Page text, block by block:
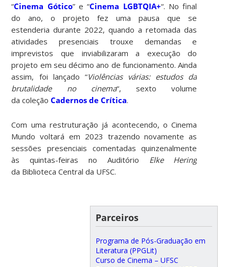
“Cinema Gótico” e “Cinema LGBTQIA+“. No final
do ano, o projeto fez uma pausa que se
estenderia durante 2022, quando a retomada das
atividades presenciais trouxe demandas e
imprevistos que inviabilizaram a execução do
projeto em seu décimo ano de funcionamento. Ainda
assim, foi lançado “Violências várias: estudos da
brutalidade no cinema“, sexto volume
da coleçãoCadernos de Crítica.
Com uma restruturação já acontecendo, o Cinema
Mundo voltará em 2023 trazendo novamente as
sessões presenciais comentadas quinzenalmente
às quintas-feiras no Auditório Elke Hering
da Biblioteca Central da UFSC.
Parceiros
Programa de Pós-Graduação em
Literatura (PPGLit)
Curso de Cinema – UFSC